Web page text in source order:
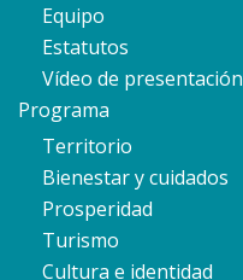
Equipo
Estatutos
Vídeo de presentación
Programa
Territorio
Bienestar y cuidados
Prosperidad
Turismo
Cultura e identidad